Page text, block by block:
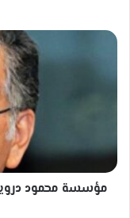
مؤسسة
تؤجل
أمسية
مؤسسة محمود